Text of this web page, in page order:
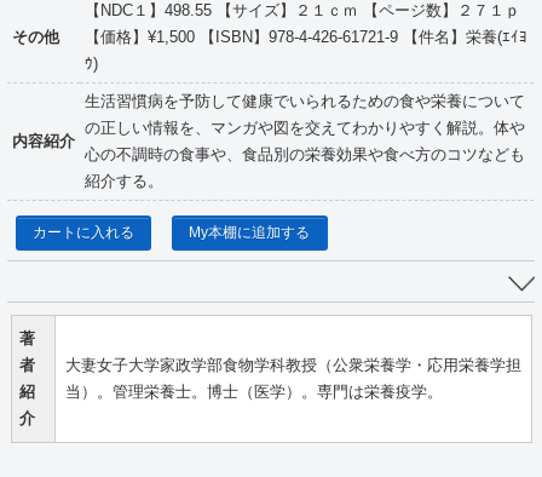
その他
【NDC１】498.55 【サイズ】２１ｃｍ 【ページ数】２７１ｐ
【価格】¥1,500 【ISBN】978-4-426-61721-9 【件名】栄養(ｴｲﾖ
ｳ)
内容紹介
生活習慣病を予防して健康でいられるための食や栄養について
の正しい情報を、マンガや図を交えてわかりやすく解説。体や
心の不調時の食事や、食品別の栄養効果や食べ方のコツなども
紹介する。
カートに入れる My本棚に追加する
著
者
紹
介
大妻女子大学家政学部食物学科教授（公衆栄養学・応用栄養学担
当）。管理栄養士。博士（医学）。専門は栄養疫学。